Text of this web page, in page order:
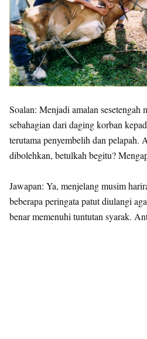
Soalan: Menjadi amalan sesetengah
sebahagian dari daging korban
terutama penyembelih dan pelapah.
dibolehkan, betulkah begitu?
Jawapan: Ya, menjelang musim
beberapa peringata patut diulangi
benar memenuhi tuntutan syarak.